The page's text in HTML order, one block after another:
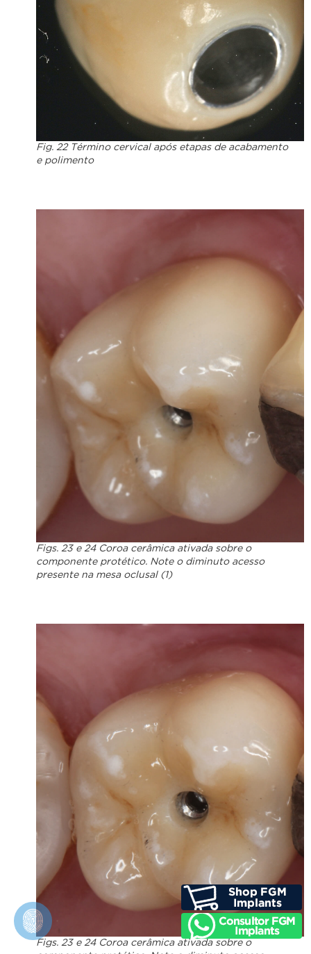
Fig. 22 Término cervical após etapas de acabamento
e polimento
Figs. 23 e 24 Coroa cerâmica ativada sobre o
componente protético. Note o diminuto acesso
presente na mesa oclusal (1)
Figs. 23 e 24 Coroa cerâmica ativada sobre o